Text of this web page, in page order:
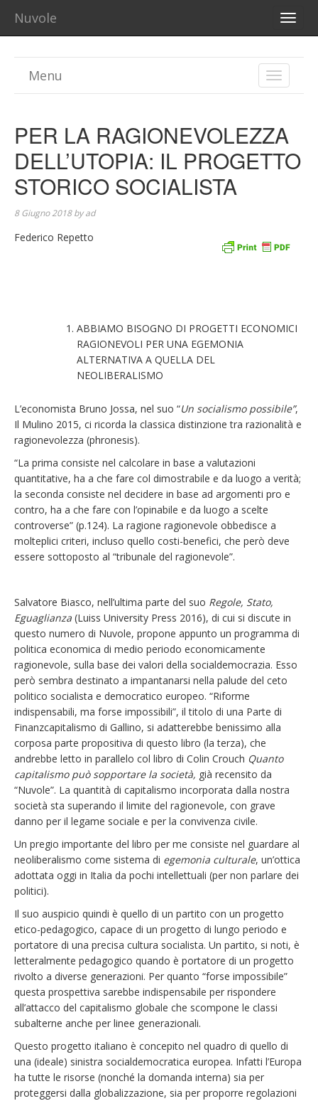
Nuvole
TOGGLE
Menu
PER LA RAGIONEVOLEZZA
DELL’UTOPIA: IL PROGETTO
STORICO SOCIALISTA
8 Giugno 2018 byad
Federico Repetto
ABBIAMO BISOGNO DI PROGETTI ECONOMICI
RAGIONEVOLI PER UNA EGEMONIA
ALTERNATIVA A QUELLA DEL
NEOLIBERALISMO
L’economista Bruno Jossa, nel suo “Un socialismo possibile”,
Il Mulino 2015, ci ricorda la classica distinzione tra razionalità e
ragionevolezza (phronesis).
“La prima consiste nel calcolare in base a valutazioni
quantitative, ha a che fare col dimostrabile e da luogo a verità;
la seconda consiste nel decidere in base ad argomenti pro e
contro, ha a che fare con l’opinabile e da luogo a scelte
controverse” (p.124). La ragione ragionevole obbedisce a
molteplici criteri, incluso quello costi-benefici, che però deve
essere sottoposto al “tribunale del ragionevole”.
Salvatore Biasco, nell’ultima parte del suo Regole, Stato,
Eguaglianza (Luiss University Press 2016), di cui si discute in
questo numero di Nuvole, propone appunto un programma di
politica economica di medio periodo economicamente
ragionevole, sulla base dei valori della socialdemocrazia. Esso
però sembra destinato a impantanarsi nella palude del ceto
politico socialista e democratico europeo. “Riforme
indispensabili, ma forse impossibili”, il titolo di una Parte di
Finanzcapitalismo di Gallino, si adatterebbe benissimo alla
corposa parte propositiva di questo libro (la terza), che
andrebbe letto in parallelo col libro di Colin Crouch Quanto
capitalismo può sopportare la società, già recensito da
“Nuvole”. La quantità di capitalismo incorporata dalla nostra
società sta superando il limite del ragionevole, con grave
danno per il legame sociale e per la convivenza civile.
Un pregio importante del libro per me consiste nel guardare al
neoliberalismo come sistema di egemonia culturale, un’ottica
adottata oggi in Italia da pochi intellettuali (per non parlare dei
politici).
Il suo auspicio quindi è quello di un partito con un progetto
etico-pedagogico, capace di un progetto di lungo periodo e
portatore di una precisa cultura socialista. Un partito, si noti, è
letteralmente pedagogico quando è portatore di un progetto
rivolto a diverse generazioni. Per quanto “forse impossibile”
questa prospettiva sarebbe indispensabile per rispondere
all’attacco del capitalismo globale che scompone le classi
subalterne anche per linee generazionali.
Questo progetto italiano è concepito nel quadro di quello di
una (ideale) sinistra socialdemocratica europea. Infatti l’Europa
ha tutte le risorse (nonché la domanda interna) sia per
proteggersi dalla globalizzazione, sia per proporre regolazioni